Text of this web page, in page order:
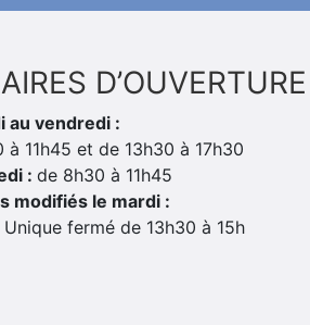
D’OUVERTURE
au vendredi :
à 11h45 et de 13h30 à 17h30
: de 8h30 à 11h45
modifiés le mardi :
fermé de 13h30 à 15h